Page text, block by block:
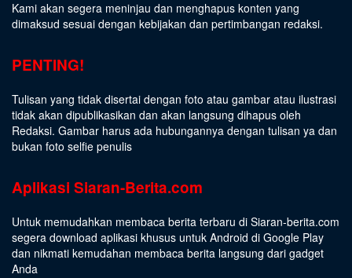
Kami akan segera meninjau dan menghapus konten yang
dimaksud sesuai dengan kebijakan dan pertimbangan redaksi.
PENTING!
Tulisan yang tidak disertai dengan foto atau gambar atau ilustrasi
tidak akan dipublikasikan dan akan langsung dihapus oleh
Redaksi. Gambar harus ada hubungannya dengan tulisan ya dan
bukan foto selfie penulis
Aplikasi Siaran-Berita.com
Untuk memudahkan membaca berita terbaru di Siaran-berita.com
segera download aplikasi khusus untuk Android di Google Play
dan nikmati kemudahan membaca berita langsung dari gadget
Anda